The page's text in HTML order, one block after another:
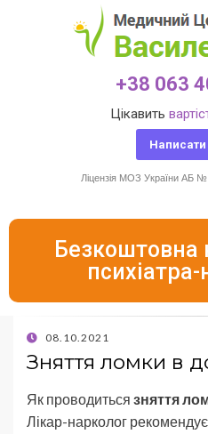
+38 063
Цікавить
Ліцензія МОЗ України АБ №
Безкоштовна
08.10.2021
Зняття ломки в
Як проводиться зняття
Лікар-нарколог